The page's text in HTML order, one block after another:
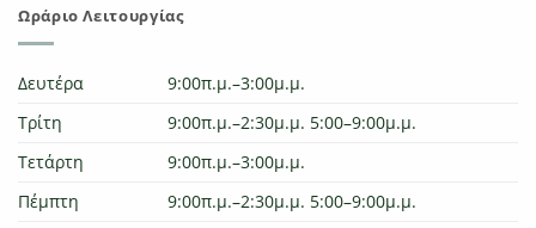
Ωράριο Λειτουργίας
Δευτέρα
9:00π.μ.–3:00μ.μ.
Τρίτη
9:00π.μ.–2:30μ.μ. 5:00–9:00μ.μ.
Τετάρτη
9:00π.μ.–3:00μ.μ.
Πέμπτη
9:00π.μ.–2:30μ.μ. 5:00–9:00μ.μ.